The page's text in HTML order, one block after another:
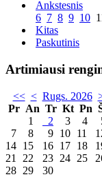
Ankstesnis
6 7 8 9 10
Kitas
Paskutinis
Artimiausi
<< < Rugs. 2026
Pr An Tr Kt Pn
1
2 3 4
7
8 9 10 11
14 15 16 17 18
21
22 23 24 25
28 29 30